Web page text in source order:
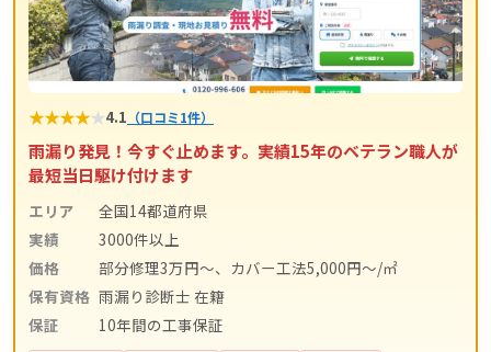
★★★★★4.1 （口コミ1件）
雨漏り発見！今すぐ止めます。実績15年のベテラン職人が
最短当日駆け付けます
エリア
全国14都道府県
実績
3000件以上
価格
部分修理3万円～、カバー工法5,000円～/㎡
保有資格 雨漏り診断士 在籍
保証
10年間の工事保証